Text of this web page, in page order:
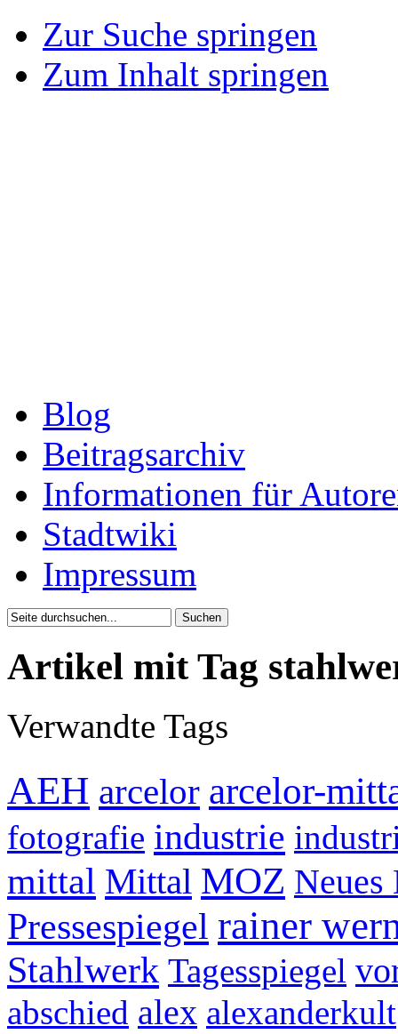
Zur Suche springen
Zum Inhalt springen
Blog
Beitragsarchiv
Informationen für
Stadtwiki
Impressum
Artikel mit Tag
Verwandte Tags
AEH arcelor arcelor-
fotografie industrie
mittal Mittal MOZ Neues
Pressespiegel rainer
Stahlwerk Tagesspiegel
abschied alex alexanderkult